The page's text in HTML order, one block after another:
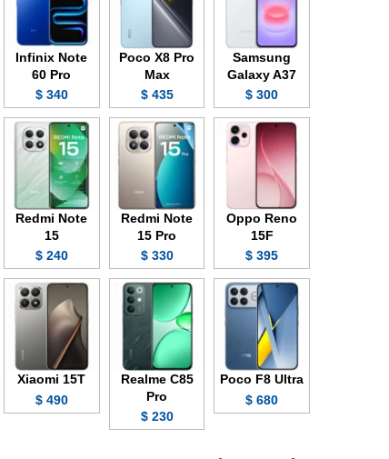
Samsung
Galaxy A37
300 $
Poco X8 Pro
Max
435 $
Infinix Note
60 Pro
340 $
Oppo Reno
15F
395 $
Redmi Note
15 Pro
330 $
Redmi Note
15
240 $
Poco F8 Ultra
680 $
Realme C85
Pro
230 $
Xiaomi 15T
490 $